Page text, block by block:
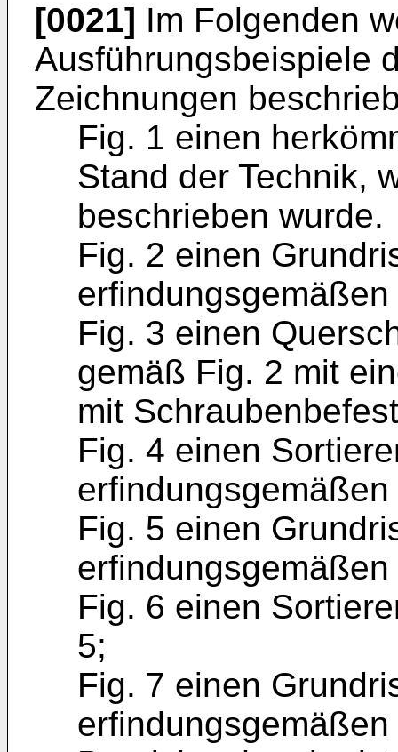
[0021] Im Folgenden
Ausführungsbeispiele
Zeichnungen
Fig. 1 einen
Stand der Technik,
beschrieben wurde.
Fig. 2 einen
Fig. 3 einen
gemäß Fig. 2 mit
mit
Fig. 4 einen
Fig. 5 einen
Fig. 6 einen
5;
Fig. 7 einen